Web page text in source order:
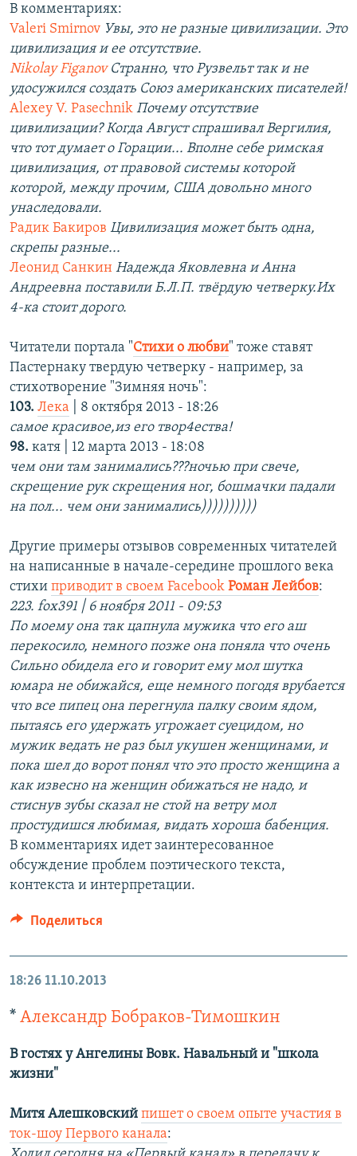
В комментариях:
Valeri Smirnov Увы, это не разные цивилизации. Это
цивилизация и ее отсутствие.
Nikolay Figanov Странно, что Рузвельт так и не
удосужился создать Союз американских писателей!
Alexey V. Pasechnik Почему отсутствие
цивилизации? Когда Август спрашивал Вергилия,
что тот думает о Горации... Вполне себе римская
цивилизация, от правовой системы которой
которой, между прочим, США довольно много
унаследовали.
Радик Бакиров Цивилизация может быть одна,
скрепы разные...
Леонид Санкин Надежда Яковлевна и Анна
Андреевна поставили Б.Л.П. твёрдую четверку.Их
4-ка стоит дорого.
Читатели портала "Стихи о любви" тоже ставят
Пастернаку твердую четверку - например, за
стихотворение "Зимняя ночь":
103. Лека | 8 октября 2013 - 18:26
самое красивое,из его твор4ества!
98. катя | 12 марта 2013 - 18:08
чем они там занимались???ночью при свече,
скрещение рук скрещения ног, бошмачки падали
на пол... чем они занимались))))))))))
Другие примеры отзывов современных читателей
на написанные в начале-середине прошлого века
стихи приводит в своем Facebook Роман Лейбов:
223. fox391 | 6 ноября 2011 - 09:53
По моему она так цапнула мужика что его аш
перекосило, немного позже она поняла что очень
Сильно обидела его и говорит ему мол шутка
юмара не обижайся, еще немного погодя врубается
что все пипец она перегнула палку своим ядом,
пытаясь его удержать угрожает суецидом, но
мужик ведать не раз был укушен женщинами, и
пока шел до ворот понял что это просто женщина а
как извесно на женщин обижаться не надо, и
стиснув зубы сказал не стой на ветру мол
простудишся любимая, видать хороша бабенция.
В комментариях идет заинтересованное
обсуждение проблем поэтического текста,
контекста и интерпретации.
Поделиться
18:26 11.10.2013
* Александр Бобраков-Тимошкин
В гостях у Ангелины Вовк. Навальный и "школа
жизни"
Митя Алешковский пишет о своем опыте участия в
ток-шоу Первого канала: